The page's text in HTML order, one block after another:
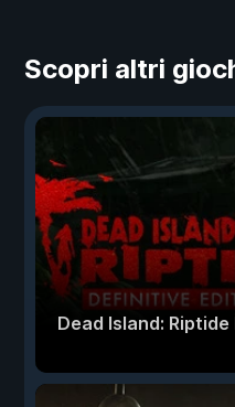
Scopri altri
Dead Island: